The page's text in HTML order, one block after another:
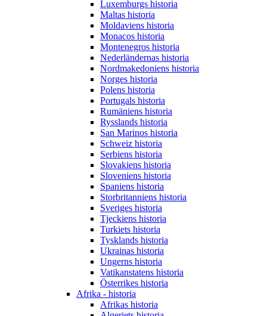
Luxemburgs historia
Maltas historia
Moldaviens historia
Monacos historia
Montenegros historia
Nederländernas historia
Nordmakedoniens historia
Norges historia
Polens historia
Portugals historia
Rumäniens historia
Rysslands historia
San Marinos historia
Schweiz historia
Serbiens historia
Slovakiens historia
Sloveniens historia
Spaniens historia
Storbritanniens historia
Sveriges historia
Tjeckiens historia
Turkiets historia
Tysklands historia
Ukrainas historia
Ungerns historia
Vatikanstatens historia
Österrikes historia
Afrika - historia
Afrikas historia